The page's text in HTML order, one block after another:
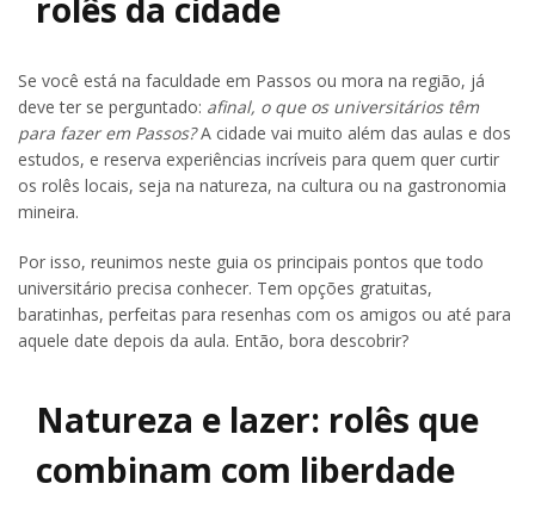
rolês da cidade
Se você está na faculdade em Passos ou mora na região, já
deve ter se perguntado: afinal, o que os universitários têm
para fazer em Passos?A cidade vai muito além das aulas e dos
estudos, e reserva experiências incríveis para quem quer curtir
os rolês locais, seja na natureza, na cultura ou na gastronomia
mineira.
Por isso, reunimos neste guia os principais pontos que todo
universitário precisa conhecer. Tem opções gratuitas,
baratinhas, perfeitas para resenhas com os amigos ou até para
aquele date depois da aula. Então, bora descobrir?
Natureza e lazer: rolês que
combinam com liberdade